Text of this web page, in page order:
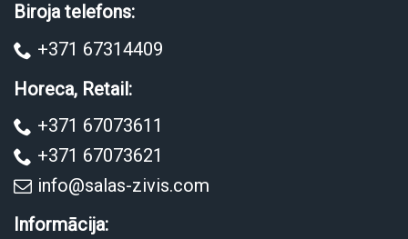
Biroja telefons:
+371 67314409
Horeca, Retail:
+371 67073611
+371 67073621
info@salas-zivis.com
Informācija: